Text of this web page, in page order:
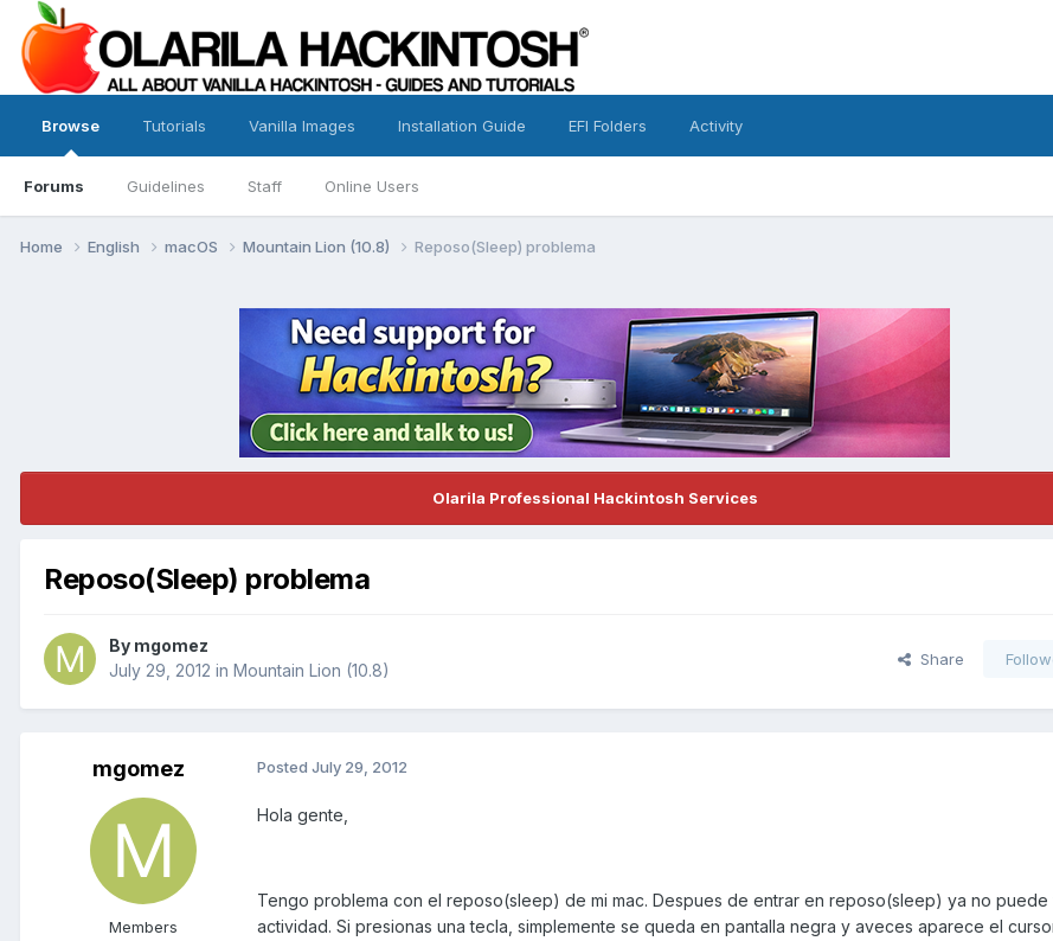
Browse
Forums Guidelines Staff Online Users
Tutorials Vanilla Images Installation Guide EFI Folders Activity
Home English macOS Mountain Lion (10.8) Reposo(Sleep) problema
Olarila Professional Hackintosh Services
Reposo(Sleep) problema
By mgomez
July 29, 2012 in Mountain Lion (10.8)
Share
mgomez
Members
Posted July 29, 2012
Hola gente,
Tengo problema con el reposo(sleep) de mi mac. Despues de entrar en reposo(sleep) ya no
actividad. Si presionas una tecla, simplemente se queda en pantalla negra y aveces aparece el